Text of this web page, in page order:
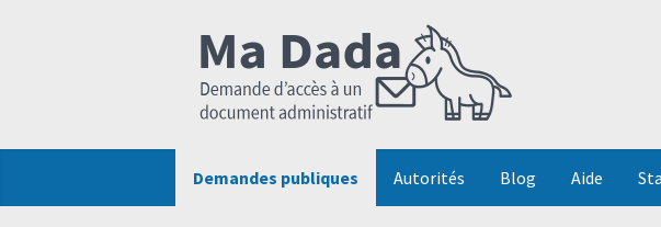
Demandes publiques Autorités Blog Aide